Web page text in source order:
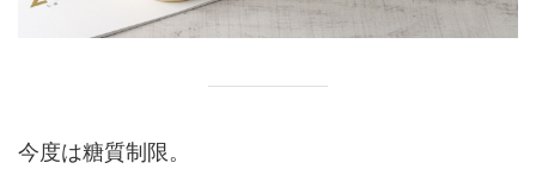
今度は糖質制限。